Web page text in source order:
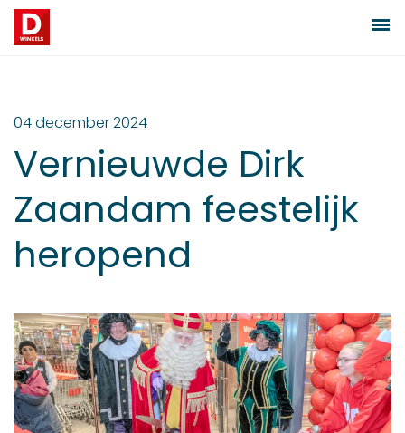
04 december 2024
Vernieuwde Dirk
Zaandam feestelijk
heropend